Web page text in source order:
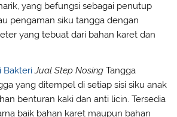
yang befungsi sebagai penutup
pengaman siku tangga dengan
yang tebuat dari bahan karet dan
Bakteri Jual Step NosingTangga
yang ditempel di setiap sisi siku anak
benturan kaki dan anti licin. Tersedia
baik bahan karet maupun bahan